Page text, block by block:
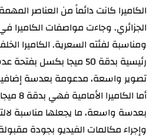
الكاميرا كانت دائماً من العناصر
ومناسبة لفئته السعرية. الكاميرا
تصوير واسعة، مدعومة بعدسة
بعدسة واسعة، ما يجعلها مناسبة
وإجراء مكالمات الفيديو بجودة